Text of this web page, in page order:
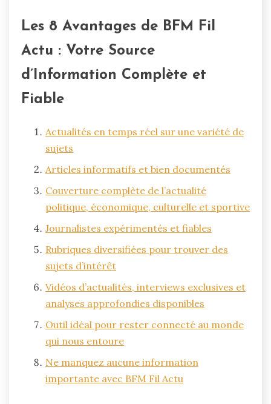
Les 8 Avantages de BFM Fil
Actu : Votre Source
d’Information Complète et
Fiable
Actualités en temps réel sur une variété de
sujets
Articles informatifs et bien documentés
Couverture complète de l’actualité
politique, économique, culturelle et sportive
Journalistes expérimentés et fiables
Rubriques diversifiées pour trouver des
sujets d’intérêt
Vidéos d’actualités, interviews exclusives et
analyses approfondies disponibles
Outil idéal pour rester connecté au monde
qui nous entoure
Ne manquez aucune information
importante avec BFM Fil Actu